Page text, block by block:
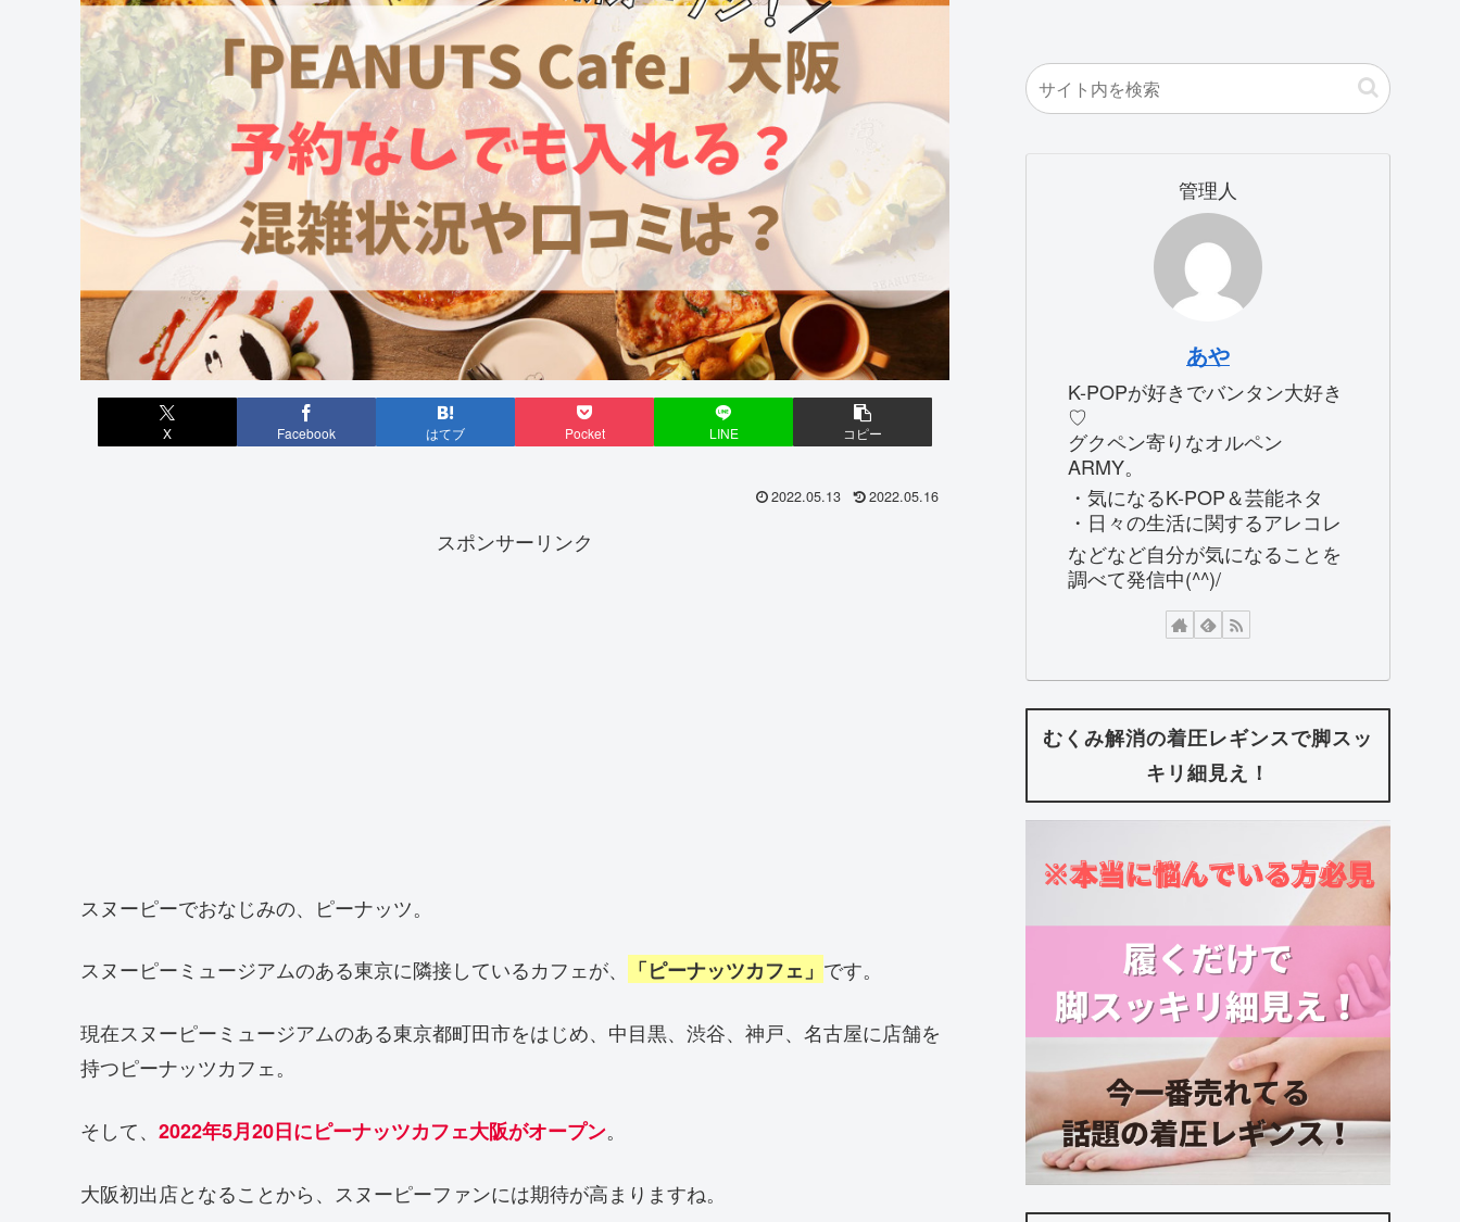
X Facebook はてブ Pocket LINE コピー
2022.05.13 2022.05.16
スポンサーリンク
スヌーピーでおなじみの、ピーナッツ。
スヌーピーミュージアムのある東京に隣接しているカフェが、 「ピーナッツカフェ」 です。
現在スヌーピーミュージアムのある東京都町田市をはじめ、中目黒、渋谷、神戸、名古屋に店舗を
持つピーナッツカフェ。
そして、 2022年5月20日にピーナッツカフェ大阪がオープン。
大阪初出店となることから、スヌーピーファンには期待が高まりますね。
管理人
あや
K-POPが好きでバンタン大好き
♡
グクペン寄りなオルペン
ARMY。
・気になるK-POP＆芸能ネタ
・日々の生活に関するアレコレ
などなど自分が気になることを
調べて発信中(^^)/
むくみ解消の着圧レギンスで脚スッ
キリ細見え！